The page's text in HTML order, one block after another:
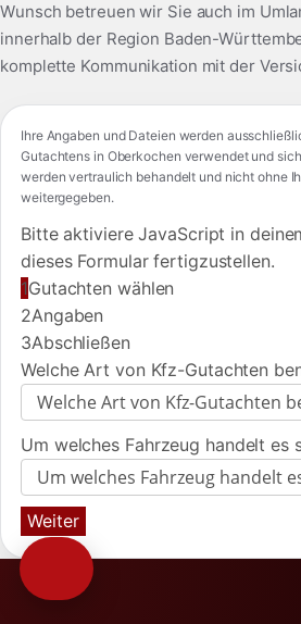
Wunsch betreuen wir Sie auch im
innerhalb der Region Baden-
komplette Kommunikation mit der
Ihre Angaben und Dateien werden
Gutachtens in Oberkochen verwendet und
werden vertraulich behandelt und nicht ohne
weitergegeben.
Bitte aktiviere JavaScript in
dieses Formular fertigzustellen.
1Gutachten wählen
2Angaben
3Abschließen
Welche Art von Kfz-Gutachten
Um welches Fahrzeug handelt es
Weiter